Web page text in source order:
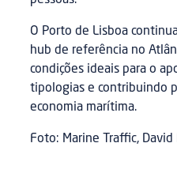
O Porto de Lisboa
hub de referência no
condições ideais para o
tipologias e contribuindo
economia marítima.
Foto: Marine Traffic, David